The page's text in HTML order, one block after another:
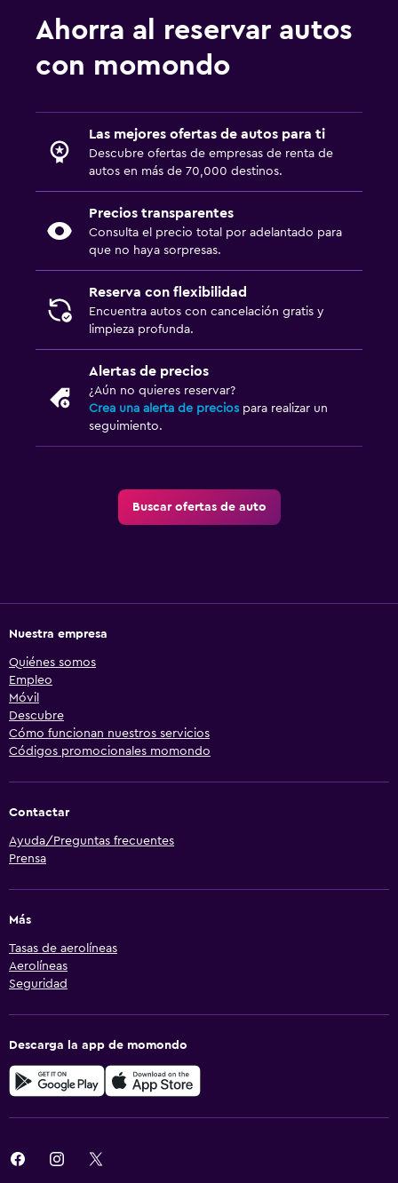
Ahorra al reservar autos
con momondo
Las mejores ofertas de autos para ti
Descubre ofertas de empresas de renta de
autos en más de 70,000 destinos.
Precios transparentes
Consulta el precio total por adelantado para
que no haya sorpresas.
Reserva con flexibilidad
Encuentra autos con cancelación gratis y
limpieza profunda.
Alertas de precios
¿Aún no quieres reservar?
Crea una alerta de precios para realizar un
seguimiento.
Buscar ofertas de auto
Nuestra empresa
Quiénes somos
Empleo
Móvil
Descubre
Cómo funcionan nuestros servicios
Códigos promocionales momondo
Contactar
Ayuda/Preguntas frecuentes
Prensa
Más
Tasas de aerolíneas
Aerolíneas
Seguridad
Descarga la app de momondo